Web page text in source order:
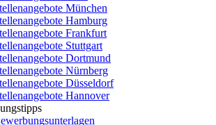
München
Hamburg
Frankfurt
Stuttgart
Dortmund
Nürnberg
Düsseldorf
Hannover